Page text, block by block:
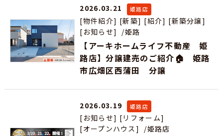
2026.03.21 姫路店
[物件紹介] [新築] [紹介] [新築分譲]
[お知らせ]
/姫路
【アーキホームライフ不動産 姫
路店】分譲建売のご紹介🏠 姫路
市広畑区西蒲田 分譲
2026.03.19 姫路店
[お知らせ] [リフォーム]
[オープンハウス]
/姫路店